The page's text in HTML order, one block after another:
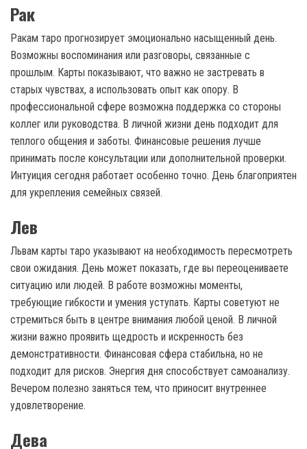
Рак
Ракам таро прогнозирует эмоционально насыщенный день.
Возможны воспоминания или разговоры, связанные с
прошлым. Карты показывают, что важно не застревать в
старых чувствах, а использовать опыт как опору. В
профессиональной сфере возможна поддержка со стороны
коллег или руководства. В личной жизни день подходит для
теплого общения и заботы. Финансовые решения лучше
принимать после консультации или дополнительной проверки.
Интуиция сегодня работает особенно точно. День благоприятен
для укрепления семейных связей.
Лев
Львам карты таро указывают на необходимость пересмотреть
свои ожидания. День может показать, где вы переоцениваете
ситуацию или людей. В работе возможны моменты,
требующие гибкости и умения уступать. Карты советуют не
стремиться быть в центре внимания любой ценой. В личной
жизни важно проявить щедрость и искренность без
демонстративности. Финансовая сфера стабильна, но не
подходит для рисков. Энергия дня способствует самоанализу.
Вечером полезно заняться тем, что приносит внутреннее
удовлетворение.
Дева